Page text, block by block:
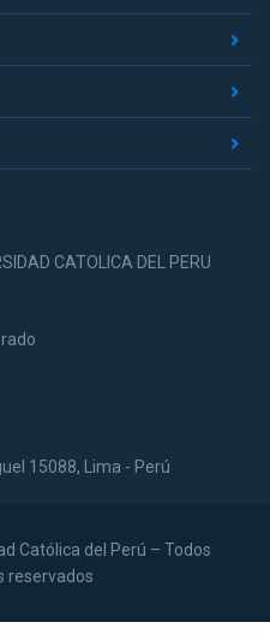
CATOLICA DEL PERU
15088, Lima - Perú
Católica del Perú – Todos
reservados